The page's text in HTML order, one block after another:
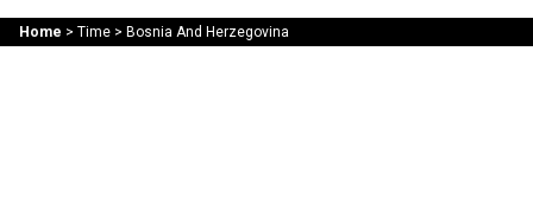
Home > Time> Bosnia And Herzegovina